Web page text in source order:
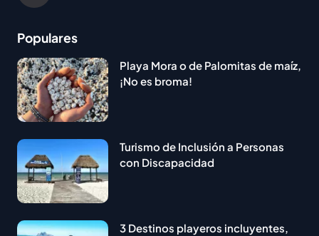
Populares
Playa Mora o de Palomitas de maíz,
¡No es broma!
Turismo de Inclusión a Personas
con Discapacidad
3 Destinos playeros incluyentes,